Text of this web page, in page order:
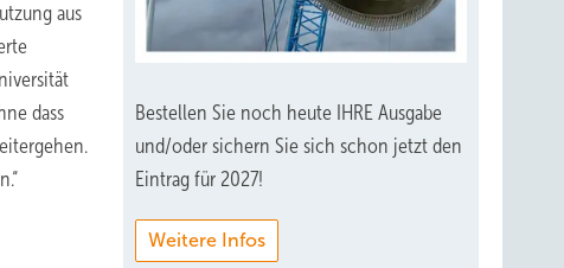
aus
dass
Bestellen Sie noch heute IHRE Ausgabe
und/oder sichern Sie sich schon jetzt den
Eintrag für 2027!
Weitere Infos